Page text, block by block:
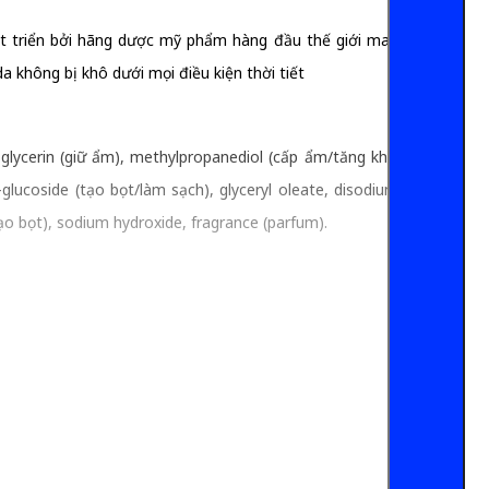
bởi hãng dược mỹ phẩm hàng đầu thế giới mang tên
không bị khô dưới mọi điều kiện thời tiết
(giữ ẩm), methylpropanediol (cấp ẩm/tăng khả năng
(tạo bọt/làm sạch), glyceryl oleate, disodium edta
bọt), sodium hydroxide, fragrance (parfum).